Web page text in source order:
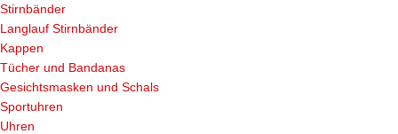
Stirnbänder
Langlauf Stirnbänder
Kappen
Tücher und Bandanas
Gesichtsmasken und Schals
Sportuhren
Uhren